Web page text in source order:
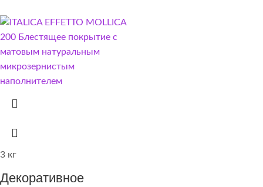
(серебряная)
3 кг
Декоративное